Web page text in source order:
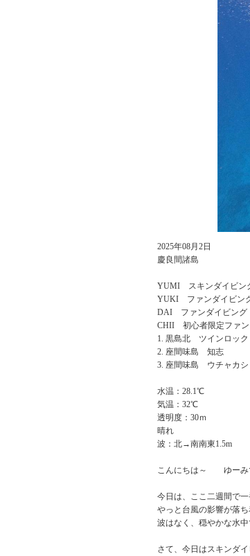
2025年08月2日
慶良間諸島
YUMI スキンダイビン
YUKI ファンダイビン
DAI ファンダイビング
CHII 初心者限定ファ
黒島北 ツインロック
座間味島 知志
座間味島 ウチャカシ
水温：28.1℃
気温：32℃
透明度：30ｍ
晴れ
波：北→南南東1.5m
こんにちは～ ゆーみ
今日は、ここ二週間で
やっと台風の影響が落
波はなく、穏やかな水
さて、今日はスキンダ